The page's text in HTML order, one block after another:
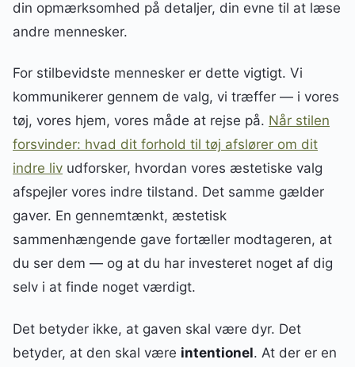
din opmærksomhed på detaljer, din evne til at læse
andre mennesker.
For stilbevidste mennesker er dette vigtigt. Vi
kommunikerer gennem de valg, vi træffer — i vores
tøj, vores hjem, vores måde at rejse på. Når stilen
forsvinder: hvad dit forhold til tøj afslører om dit
indre liv udforsker, hvordan vores æstetiske valg
afspejler vores indre tilstand. Det samme gælder
gaver. En gennemtænkt, æstetisk
sammenhængende gave fortæller modtageren, at
du ser dem — og at du har investeret noget af dig
selv i at finde noget værdigt.
Det betyder ikke, at gaven skal være dyr. Det
betyder, at den skal være intentionel. At der er en